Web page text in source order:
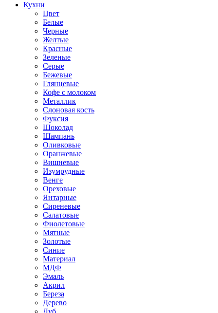
Кухни
Цвет
Белые
Черные
Желтые
Красные
Зеленые
Серые
Бежевые
Глянцевые
Кофе с молоком
Металлик
Слоновая кость
Фуксия
Шоколад
Шампань
Оливковые
Оранжевые
Вишневые
Изумрудные
Венге
Ореховые
Янтарные
Сиреневые
Салатовые
Фиолетовые
Мятные
Золотые
Синие
Материал
МДФ
Эмаль
Акрил
Береза
Дерево
Дуб